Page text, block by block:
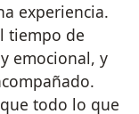
experiencia.
tiempo de
emocional, y
todo lo que